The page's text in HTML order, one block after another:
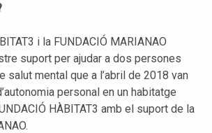
i la FUNDACIÓ MARIANAO
suport per ajudar a dos persones
salut mental que a l’abril de 2018 van
personal en un habitatge
HÀBITAT3 amb el suport de la